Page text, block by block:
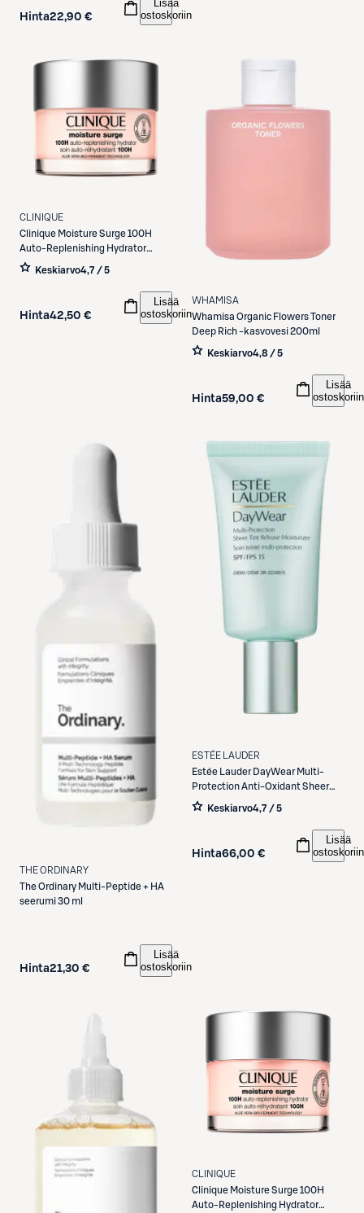
Hinta22,90 €
Lisää
ostoskoriin
CLINIQUE
Clinique Moisture Surge 100H
Auto-Replenishing Hydrator
kasvovoide 50 ml
Keskiarvo4,7 / 5
Hinta42,50 €
Lisää
ostoskoriin
WHAMISA
Whamisa Organic Flowers Toner
Deep Rich -kasvovesi 200ml
Keskiarvo4,8 / 5
Hinta59,00 €
Lisää
ostoskoriin
THE ORDINARY
The Ordinary Multi-Peptide + HA
seerumi 30 ml
Hinta21,30 €
Lisää
ostoskoriin
ESTÉE LAUDER
Estée Lauder DayWear Multi-
Protection Anti-Oxidant Sheer
Tint Release Moisturiser SPF 15
sävyttävä päivävoide 50 ml
Keskiarvo4,7 / 5
Hinta66,00 €
Lisää
ostoskoriin
CLINIQUE
Clinique Moisture Surge 100H
Auto-Replenishing Hydrator